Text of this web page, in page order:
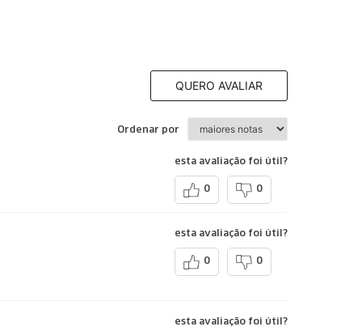
QUERO AVALIAR
Ordenar por
esta avaliação foi útil?
0 0
esta avaliação foi útil?
0 0
esta avaliação foi útil?